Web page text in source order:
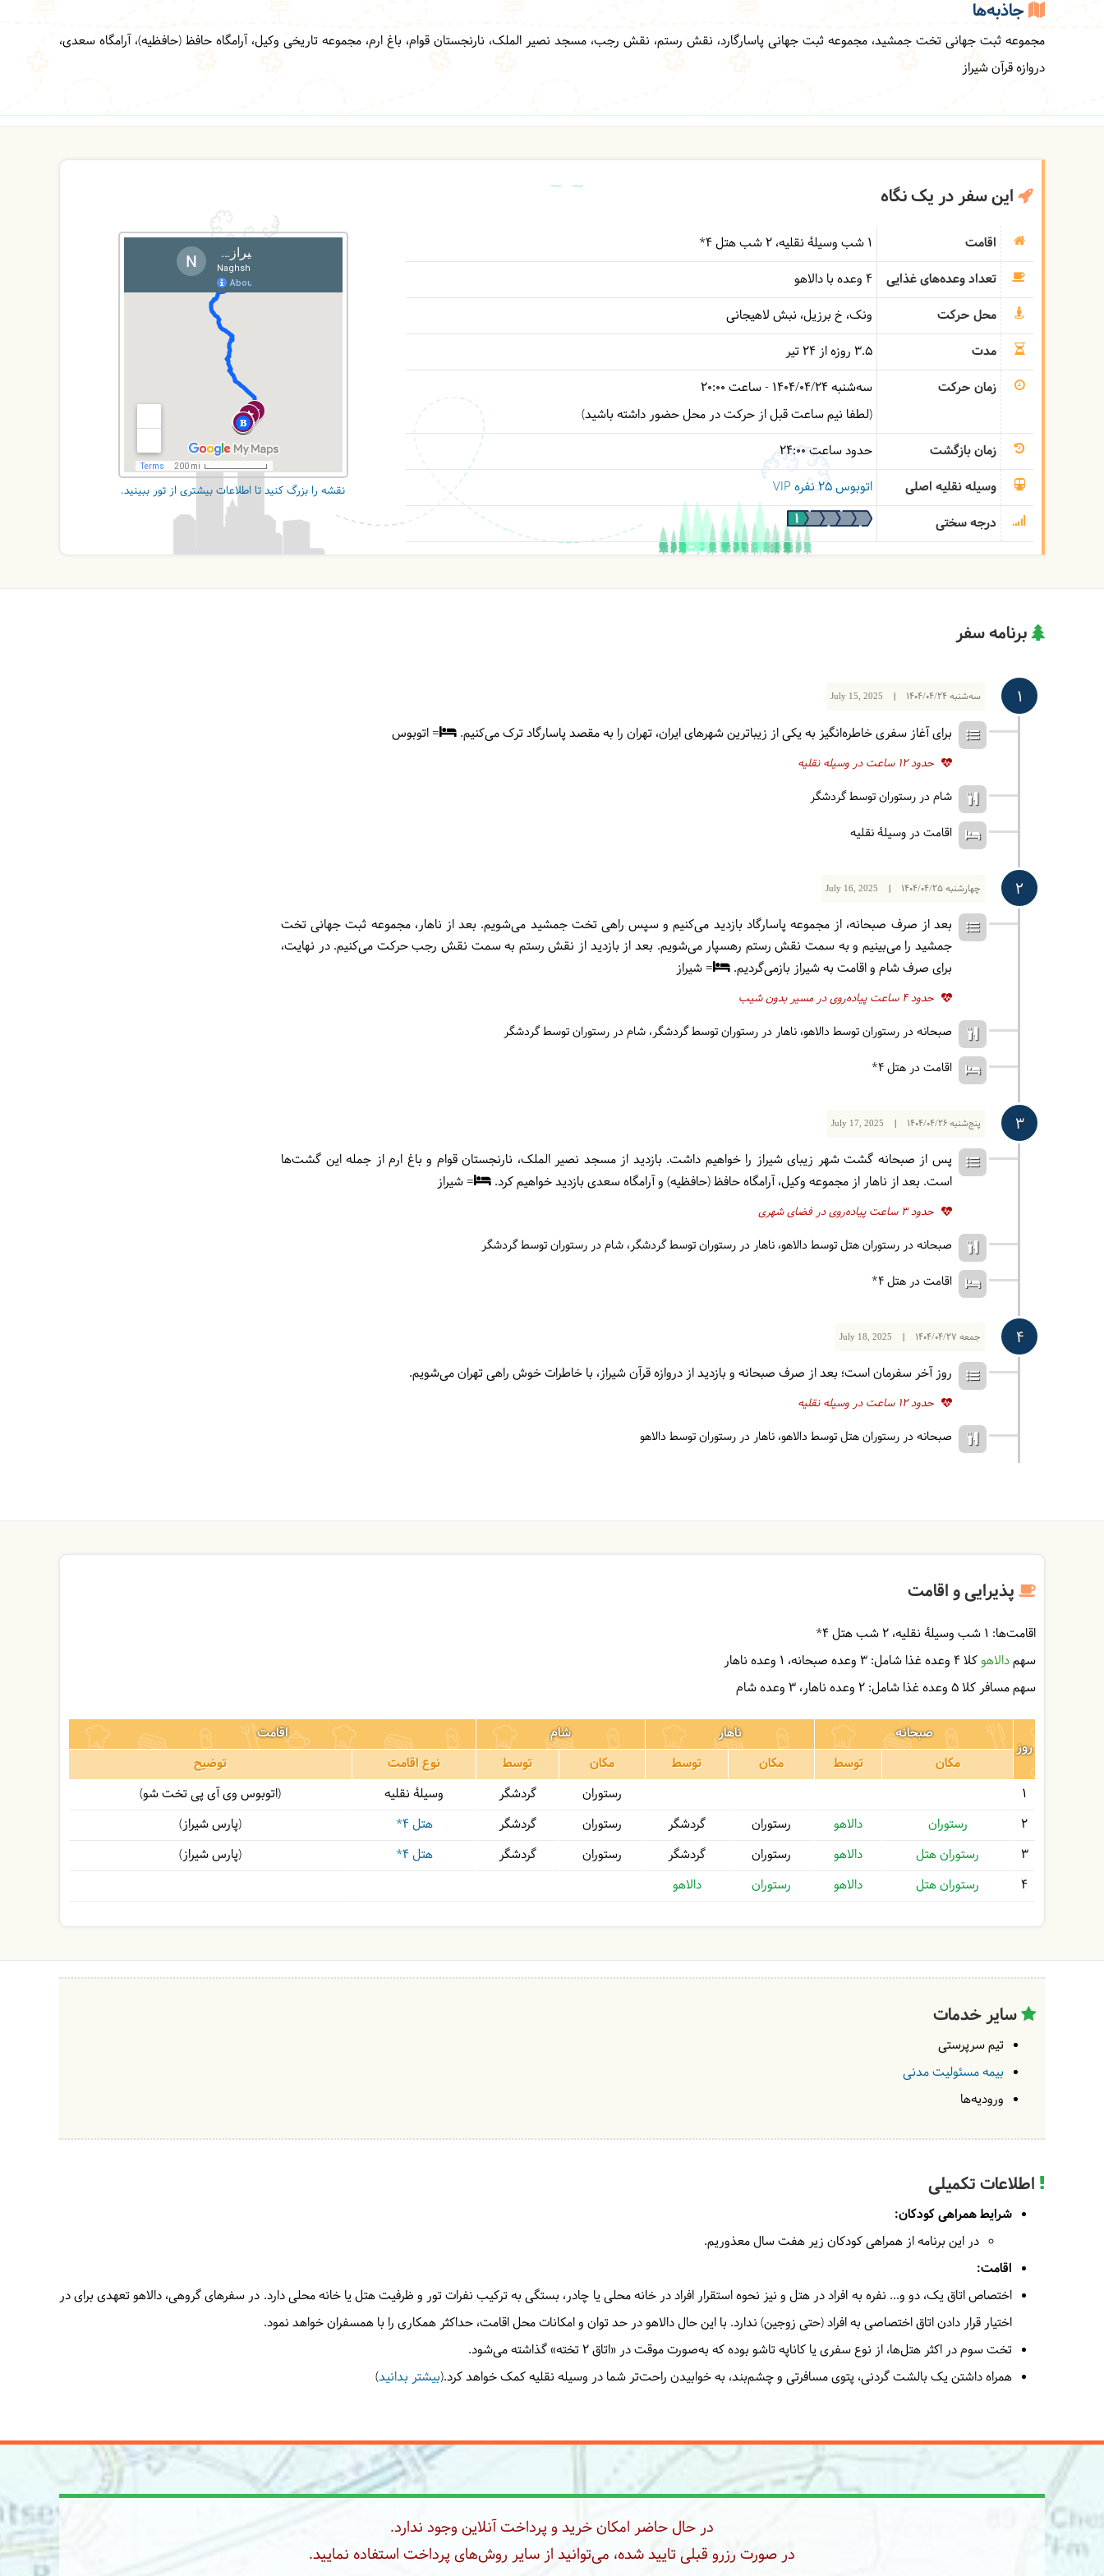
جاذبه‌ها
مجموعه ثبت جهانی تخت جمشید، مجموعه ثبت جهانی پاسارگارد، نقش رستم، نقش رجب، مسجد نصیر الملک، نارنجستان قوام، باغ ارم، مجموعه تاریخی وکیل، آرامگاه حافظ (حافظیه)، آرامگاه سعدی،
دروازه قرآن شیراز
این سفر در یک نگاه
اقامت 1 شب وسیلۀ نقلیه
2 شب هتل ۴*
تعداد وعده‌های غذایی
4 وعده با دالاهو
محل حرکت
ونک، خ برزیل، نبش لاهیجانی
مدت
3.5 روزه از 24 تیر
زمان حرکت
سه‌شنبه1404/04/24 - ساعت 20:00
(لطفا نیم ساعت قبل از حرکت در محل حضور داشته باشید)
زمان بازگشت
حدود ساعت24:00
وسیله نقلیه اصلی
اتوبوس ۲۵ نفره VIP
درجه سختی
نقشه را بزرگ کنید تا اطلاعات بیشتری از تور ببینید.
برنامه سفر
1 سه‌شنبه July 15, 2025 | 1404/04/24
برای آغاز سفری خاطره‌انگیز به یکی از زیباترین شهرهای ایران، تهران را به مقصد پاسارگاد ترک می‌کنیم. = اتوبوس
حدود 12 ساعت در وسیله نقلیه
شام در رستوران توسط گردشگر
اقامت در وسیلۀ نقلیه
2 چهارشنبه July 16, 2025 | 1404/04/25
بعد از صرف صبحانه، از مجموعه پاسارگاد بازدید می‌کنیم و سپس راهی تخت جمشید می‌شویم. بعد از ناهار، مجموعه ثبت جهانی تخت
جمشید را می‌بینیم و به سمت نقش رستم رهسپار می‌شویم. بعد از بازدید از نقش رستم به سمت نقش رجب حرکت می‌کنیم. در نهایت،
برای صرف شام و اقامت به شیراز بازمی‌گردیم.
= شیراز
حدود 4 ساعت پیاده‌روی در مسیر بدون شیب
صبحانه در رستوران توسط دالاهو ناهار در رستوران توسط گردشگر شام در رستوران توسط گردشگر
اقامت در هتل ۴*
3 پنج‌شنبه July 17, 2025 | 1404/04/26
پس از صبحانه گشت‌ شهر زیبای شیراز را خواهیم داشت. بازدید از مسجد نصیر الملک، نارنجستان قوام و باغ ارم از جمله این گشت‌ها
است. بعد از ناهار از مجموعه وکیل، آرامگاه حافظ (حافظیه) و آرامگاه سعدی بازدید خواهیم کرد.
= شیراز
حدود 3 ساعت پیاده‌روی در فضای شهری
صبحانه در رستوران هتل توسط دالاهو ناهار در رستوران توسط گردشگر شام در رستوران توسط گردشگر
اقامت در هتل ۴*
4 جمعه July 18, 2025 | 1404/04/27
روز آخر سفرمان است؛ بعد از صرف صبحانه و بازدید از دروازه قرآن شیراز، با خاطرات خوش راهی تهران می‌شویم.
حدود 12 ساعت در وسیله نقلیه
صبحانه در رستوران هتل توسط دالاهو ناهار در رستوران توسط دالاهو
پذیرایی و اقامت
اقامت‌ها: 1 شب وسیلۀ نقلیه
2 شب هتل ۴*
سهمدالاهوکلا 4 وعده غذا شامل: 3 وعده صبحانه
1 وعده ناهار
سهم مسافر کلا 5 وعده غذا شامل:
2 وعده ناهار 3 وعده شام
روز
صبحانه ناهار شام
اقامت
مکان
توسط مکان توسط مکان توسط نوع اقامت
توضیح
1
رستوران گردشگر وسیلۀ نقلیه
(اتوبوس وی آی پی تخت شو)
2
رستوران دالاهو رستوران گردشگر رستوران گردشگر هتل ۴*
(پارس شیراز)
3
رستوران هتل دالاهو رستوران گردشگر رستوران گردشگر هتل ۴*
(پارس شیراز)
4
رستوران هتل دالاهو رستوران دالاهو
سایر خدمات
تیم سرپرستی
بیمه مسئولیت مدنی
ورودیه‌ها
اطلاعات تکمیلی
شرایط همراهی کودکان:
در این برنامه از همراهی کودکان زیر هفت سال معذوریم.
اقامت:
اختصاص اتاق یک، دو و... نفره به افراد در هتل و نیز نحوه استقرار افراد در خانه محلی یا چادر، بستگی به ترکیب نفرات تور و ظرفیت هتل یا خانه محلی دارد. در سفرهای گروهی، دالاهو تعهدی برای در
اختیار قرار دادن اتاق اختصاصی به افراد (حتی زوجین) ندارد. با این حال دالاهو در حد توان و امکانات محل اقامت، حداکثر همکاری را با همسفران خواهد نمود.
تخت سوم در اکثر هتل‌ها، از نوع سفری یا کاناپه تاشو بوده که به‌صورت موقت در «اتاق ۲ تخته» گذاشته می‌شود.
همراه داشتن یک بالشت گردنی، پتوی مسافرتی و چشم‌بند، به خوابیدن راحت‌تر شما در وسیله نقلیه کمک خواهد کرد.(بیشتر بدانید)
در حال حاضر امکان خرید و پرداخت آنلاین وجود ندارد.
در صورت رزرو قبلی تایید شده، می‌توانید از سایر روش‌های پرداخت استفاده نمایید.